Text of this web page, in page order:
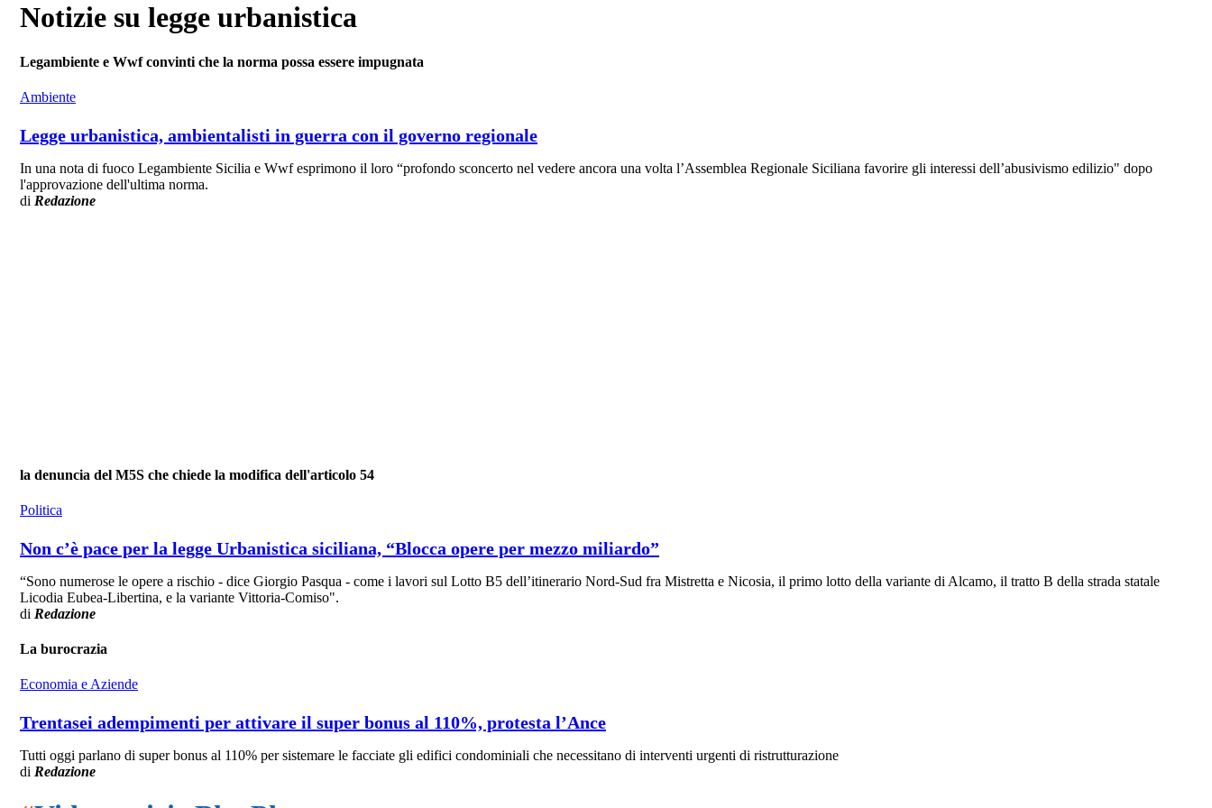
Notizie su legge urbanistica
Legambiente e Wwf convinti che la norma possa essere impugnata
Ambiente
Legge urbanistica, ambientalisti in guerra con il governo regionale
In una nota di fuoco Legambiente Sicilia e Wwf esprimono il loro “profondo sconcerto nel vedere ancora una volta l’Assemblea Regionale Siciliana favorire gli interessi dell’abusivismo edilizio" dopo
l'approvazione dell'ultima norma.
di Redazione
la denuncia del M5S che chiede la modifica dell'articolo 54
Politica
Non c’è pace per la legge Urbanistica siciliana, “Blocca opere per mezzo miliardo”
“Sono numerose le opere a rischio - dice Giorgio Pasqua - come i lavori sul Lotto B5 dell’itinerario Nord-Sud fra Mistretta e Nicosia, il primo lotto della variante di Alcamo, il tratto B della strada statale
Licodia Eubea-Libertina, e la variante Vittoria-Comiso".
di Redazione
La burocrazia
Economia e Aziende
Trentasei adempimenti per attivare il super bonus al 110%, protesta l’Ance
Tutti oggi parlano di super bonus al 110% per sistemare le facciate gli edifici condominiali che necessitano di interventi urgenti di ristrutturazione
di Redazione